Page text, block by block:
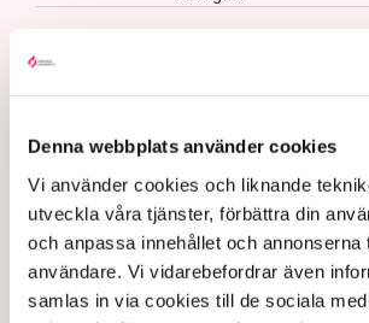
Denna webbplats använder cookies
Vi använder cookies och liknande
utveckla våra tjänster, förbättra din
och anpassa innehållet och annonserna
användare. Vi vidarebefordrar även
samlas in via cookies till de sociala
Torvtäkten i Grimsås har stoppats
sedan 28 juli.
Polisen kritiseras för bristande
aktionerna.
Polisinspektör Anna-Lena Mann
agerande på plats.
40 personer misstänks med cirka